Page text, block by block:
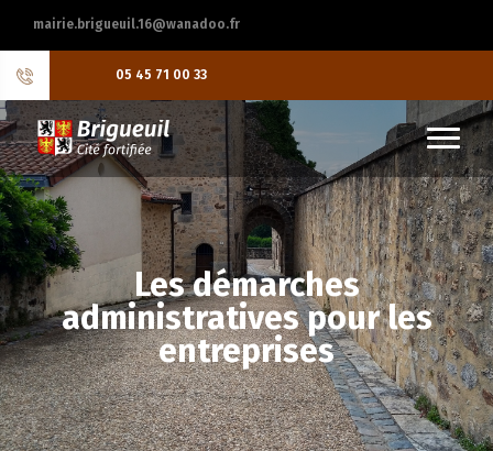
mairie.brigueuil.16@wanadoo.fr
05 45 71 00 33
Les démarches
administratives pour les
entreprises